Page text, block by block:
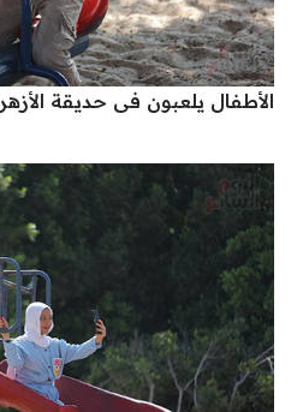
الأطفال يلعبون فى حديقة الأزهر